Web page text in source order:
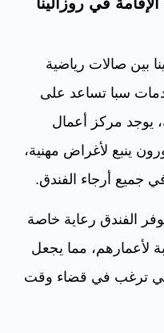
بين صالات رياضية
سبا تساعد على
يوجد مركز أعمال
ينبع لأغراض مهنية،
جميع أرجاء الفندق.
الفندق رعاية خاصة
لأعمارهم، مما يجعل
ترغب في قضاء وقت